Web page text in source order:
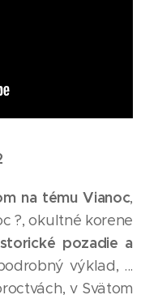
na tému Vianoc,
?, okultné korene
pozadie a
výklad, ...
v Svätom